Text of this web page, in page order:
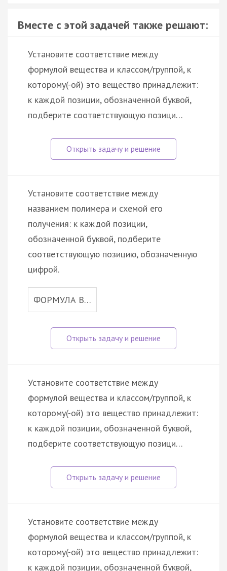
Вместе с этой задачей также решают:
Установите соответствие между
формулой вещества и классом/группой, к
которому(-ой) это вещество принадлежит:
к каждой позиции, обозначенной буквой,
подберите соответствующую позици…
Установите соответствие между
названием полимера и схемой его
получения: к каждой позиции,
обозначенной буквой, подберите
соответствующую позицию, обозначенную
цифрой.
ФОРМУЛА В…
Установите соответствие между
формулой вещества и классом/группой, к
которому(-ой) это вещество принадлежит:
к каждой позиции, обозначенной буквой,
подберите соответствующую позици…
Установите соответствие между
формулой вещества и классом/группой, к
которому(-ой) это вещество принадлежит:
к каждой позиции, обозначенной буквой,